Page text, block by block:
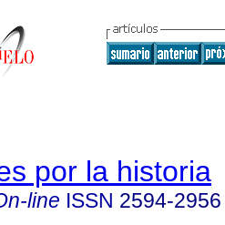
por la historia
line ISSN 2594-2956